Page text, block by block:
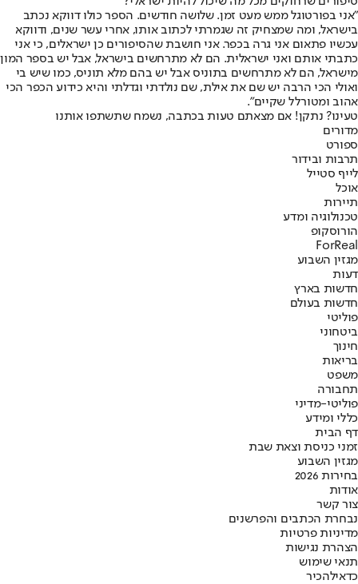
״אני בפורטוגל ממש מעט זמן. שלושה חודשים. הספר כולו דווקא נכתב
בישראל, ומה שמצחיק זה שגמרתי לכתוב אותו, אחרי עשר שנים, ודווקא
עכשיו פתאום אני גרה בכפר. אני חושבת שהסיפורים כן ישראלים, כי אני
כתבתי אותם ואני ישראלית. הם לא מתרחשים בישראל, אבל יש בספר המון
מישראל, הם לא מתרחשים בתוניס אבל יש בהם מלא תוניס, כמו שיש בי
ואולי הכי הרבה יש שם את אילת, שם נולדתי וגדלתי והיא כידוע הכפר הכי
אהוב ומטורלל שקיים".
טעינו? נתקן! אם מצאתם טעות בכתבה, נשמח שתשתפו אותנו
מדורים
ספורט
תרבות ובידור
לייף סטייל
אוכל
תיירות
טכנולוגיה ומדע
הורוסקופ
ForReal
מגזין השבוע
דעות
חדשות בארץ
חדשות בעולם
פוליטי
ביטחוני
חינוך
בריאות
משפט
תחבורה
פוליטי-מדיני
כללי ומידע
דף הבית
זמני כניסת וצאת שבת
מגזין השבוע
בחירות 2026
אודות
צור קשר
נבחרת הכתבים והפרשנים
מדיניות פרטיות
הצהרת נגישות
תנאי שימוש
כדאילהכיר